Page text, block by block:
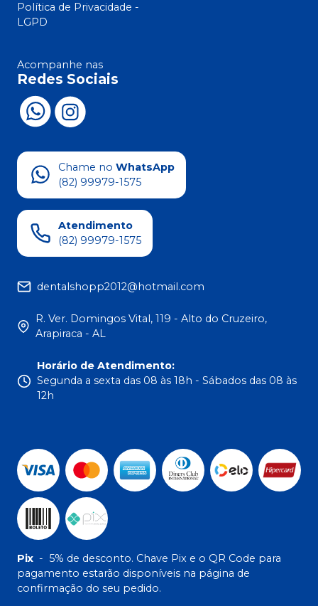
Política de Privacidade -
LGPD
Acompanhe nas
Redes Sociais
Chame no WhatsApp
(82) 99979-1575
Atendimento
(82) 99979-1575
dentalshopp2012@hotmail.com
R. Ver. Domingos Vital, 119 - Alto do Cruzeiro,
Arapiraca - AL
Horário de Atendimento:
Segunda a sexta das 08 às 18h - Sábados das 08 às
12h
Pix - 5% de desconto. Chave Pix e o QR Code para
pagamento estarão disponíveis na página de
confirmação do seu pedido.